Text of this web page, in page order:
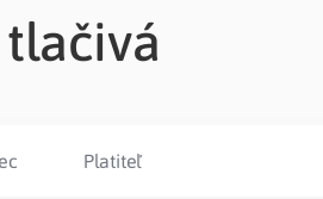
Zmena zdravotnej poisťovne
Platiteľ